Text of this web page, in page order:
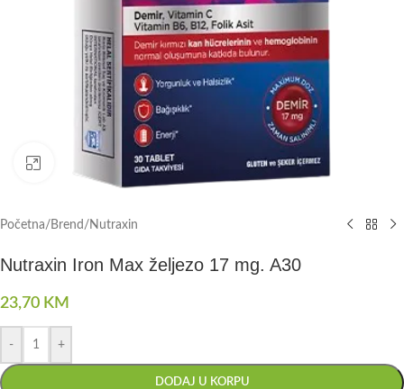
Početna/ Brend / Nutraxin
Nutraxin Iron Max željezo 17 mg. A30
23,70 KM
- +
DODAJ U KORPU